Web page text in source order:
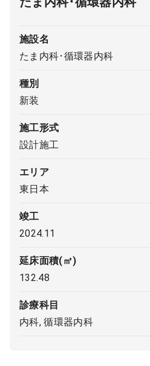
受付時間
DtoDとは
お問合せ
医院の譲渡・売却をお考えの方
施設名
たま内科･循環器内科
種別
新装
施工形式
設計施工
エリア
東日本
竣工
2024.11
延床面積(㎡)
132.48
診療科目
内科, 循環器内科